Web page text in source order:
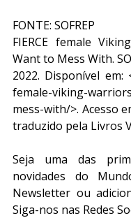
FONTE: SOFREP
FIERCE female
Want to Mess With.
2022. Disponível em:
female-viking-
mess-with/>. Acesso
traduzido pela Livros
Seja uma das
novidades do
Newsletter ou
Siga-nos nas Redes